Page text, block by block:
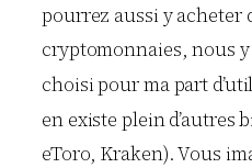
pourrez aussi y acheter
cryptomonnaies, nous y
choisi pour ma part
en existe plein d’autres
eToro, Kraken). Vous